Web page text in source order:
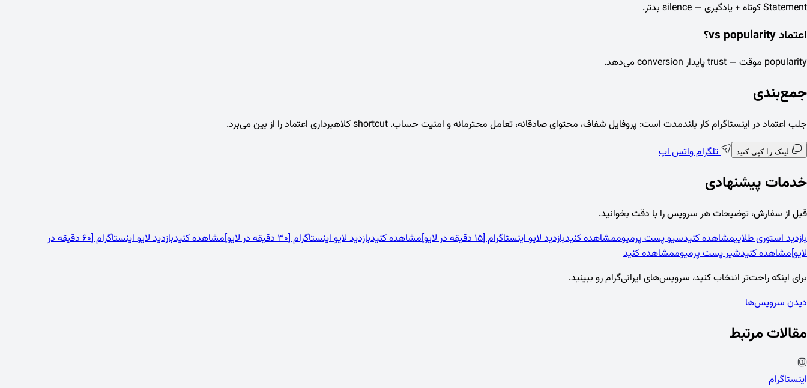
Statement کوتاه + یادگیری — silence بدتر.
اعتماد vs popularity؟
popularity موقت — trust پایدار conversion می‌دهد.
جمع‌بندی
جلب اعتماد در اینستاگرام کار بلندمدت است: پروفایل شفاف، محتوای صادقانه، تعامل محترمانه و امنیت حساب. shortcut کلاهبرداری اعتماد را از بین می‌برد.
تلگرامواتس اپ
خدمات پیشنهادی
قبل از سفارش، توضیحات هر سرویس را با دقت بخوانید.
بازدید استوری طلاییمشاهده کنیدسیو پست پرمیوممشاهده کنیدبازدید لایو اینستاگرام [15 دقیقه در لایو] مشاهده کنیدبازدید لایو اینستاگرام [30 دقیقه در لایو] مشاهده کنید
بازدید لایو اینستاگرام [60 دقیقه در
لایو]مشاهده کنیدشیر پست پرمیوممشاهده کنید
برای اینکه راحت‌تر انتخاب کنید، سرویس‌های ایرانی‌گرام رو ببینید.
دیدن سرویس‌ها
مقالات مرتبط
اینستاگرام